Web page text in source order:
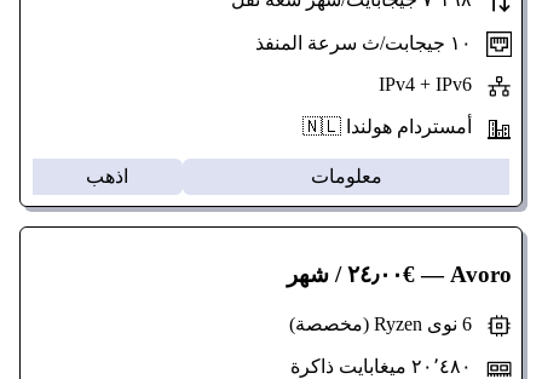
أمستردام هولندا 🇳🇱
معلومات اذهب
Avoro— €٢٤٫٠٠ / شهر
٢٠٬٤٨٠ ميغابايت ذاكرة